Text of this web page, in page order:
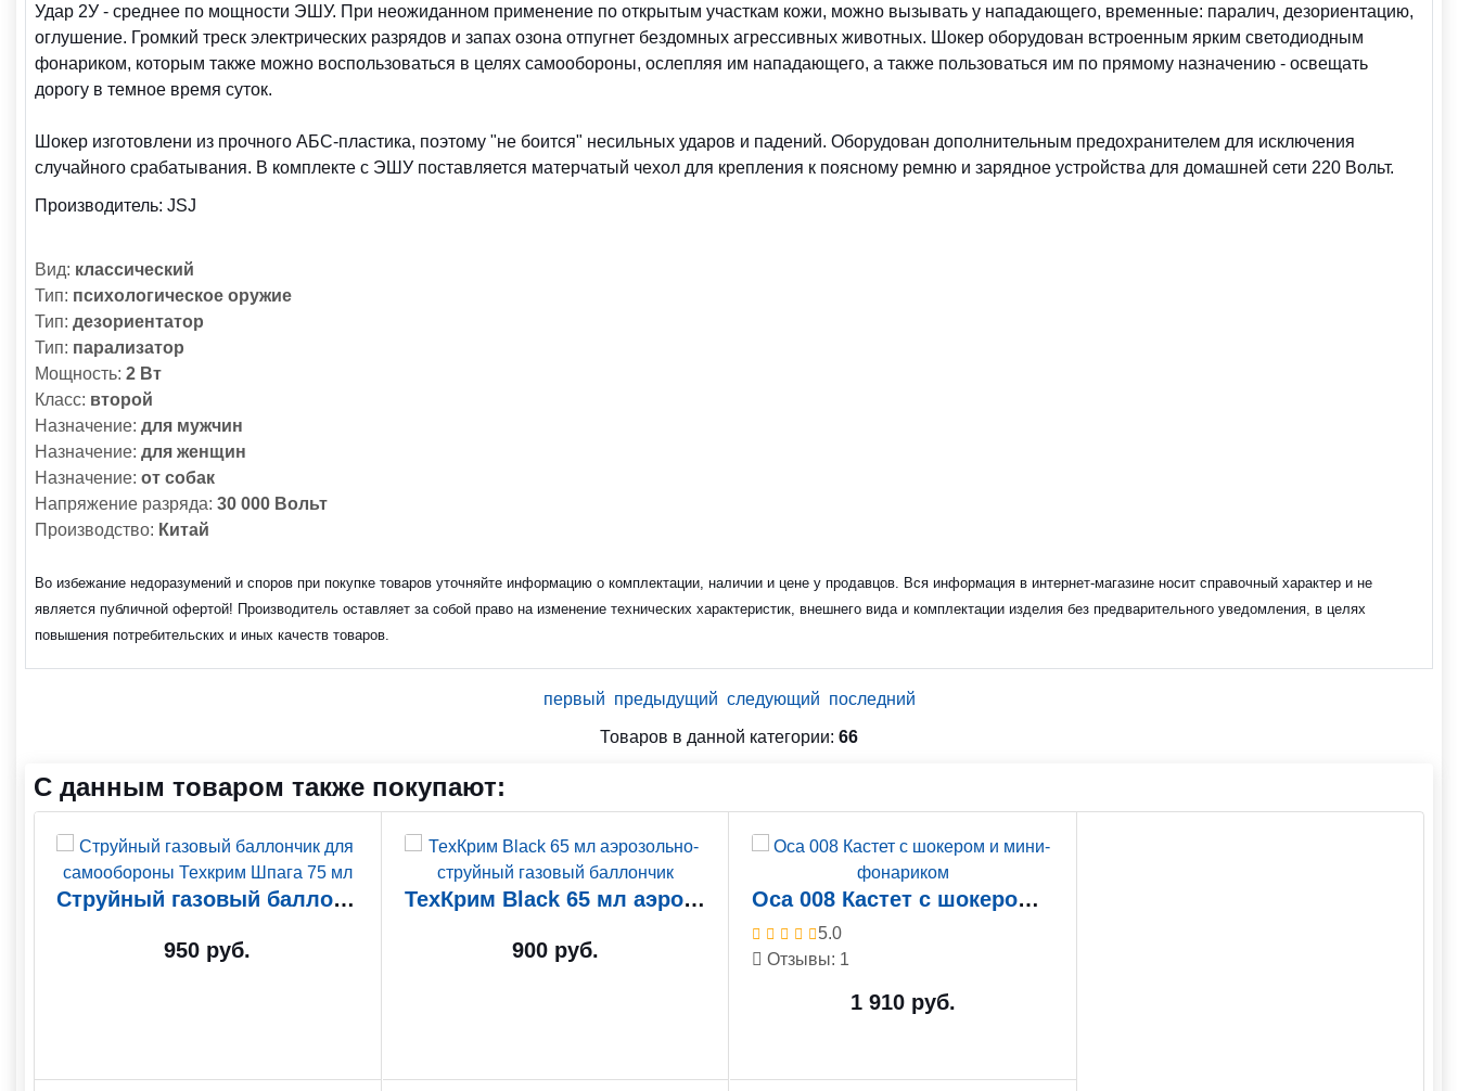
Удар 2У - среднее по мощности ЭШУ. При неожиданном применение по открытым участкам кожи, можно вызывать у нападающего, временные: паралич, дезориентацию,
оглушение. Громкий треск электрических разрядов и запах озона отпугнет бездомных агрессивных животных. Шокер оборудован встроенным ярким светодиодным
фонариком, которым также можно воспользоваться в целях самообороны, ослепляя им нападающего, а также пользоваться им по прямому назначению - освещать
дорогу в темное время суток.
Шокер изготовлени из прочного АБС-пластика, поэтому "не боится" несильных ударов и падений. Оборудован дополнительным предохранителем для исключения
случайного срабатывания. В комплекте с ЭШУ поставляется матерчатый чехол для крепления к поясному ремню и зарядное устройства для домашней сети 220 Вольт.
Производитель: JSJ
Вид: классический
Тип: психологическое оружие
Тип: дезориентатор
Тип: парализатор
Мощность: 2 Вт
Класс: второй
Назначение: для мужчин
Назначение: для женщин
Назначение: от собак
Напряжение разряда: 30 000 Вольт
Производство: Китай
Во избежание недоразумений и споров при покупке товаров уточняйте информацию о комплектации, наличии и цене у продавцов. Вся информация в интернет-магазине носит справочный характер и не
является публичной офертой! Производитель оставляет за собой право на изменение технических характеристик, внешнего вида и комплектации изделия без предварительного уведомления, в целях
повышения потребительских и иных качеств товаров.
первый предыдущий следующий последний
Товаров в данной категории: 66
С данным товаром также покупают:
Струйный газовый баллончик для самообороны Техкрим Шпага 75 мл
950 руб.
ТехКрим Black 65 мл аэрозольно-струйный газовый баллончик
900 руб.
Оса 008 Кастет с шокером и мини-фонариком
5.0
Отзывы: 1
1 910 руб.